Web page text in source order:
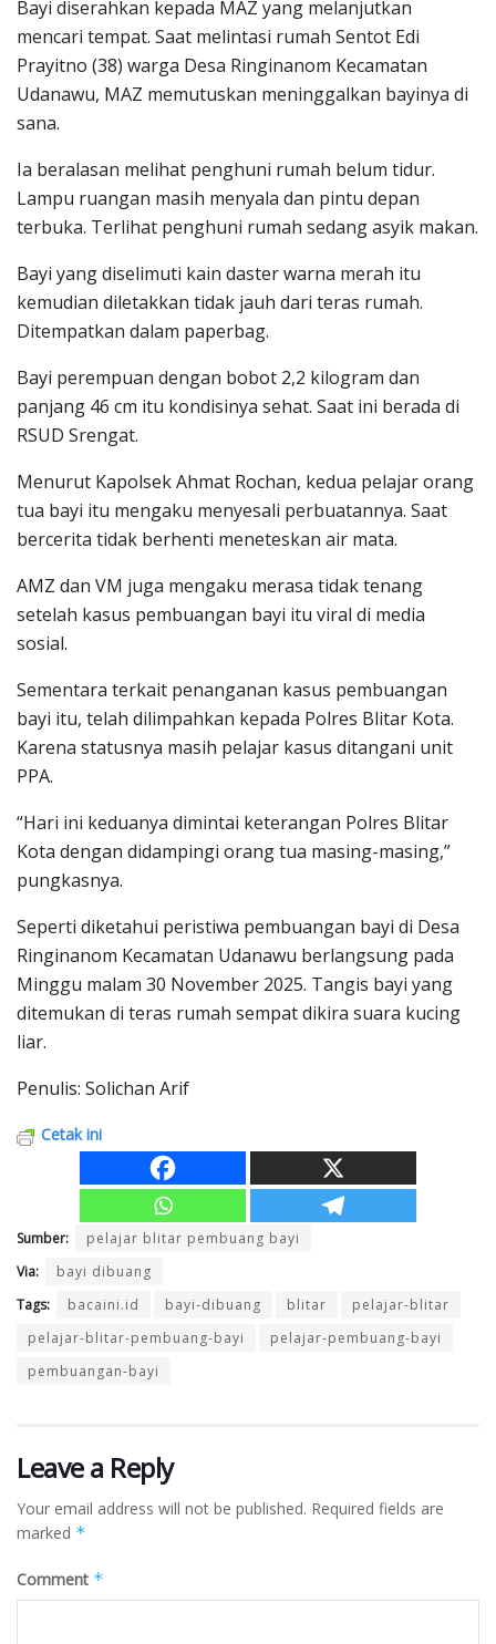
Bayi diserahkan kepada MAZ yang melanjutkan
mencari tempat. Saat melintasi rumah Sentot Edi
Prayitno (38) warga Desa Ringinanom Kecamatan
Udanawu, MAZ memutuskan meninggalkan bayinya di
sana.
Ia beralasan melihat penghuni rumah belum tidur.
Lampu ruangan masih menyala dan pintu depan
terbuka. Terlihat penghuni rumah sedang asyik makan.
Bayi yang diselimuti kain daster warna merah itu
kemudian diletakkan tidak jauh dari teras rumah.
Ditempatkan dalam paperbag.
Bayi perempuan dengan bobot 2,2 kilogram dan
panjang 46 cm itu kondisinya sehat. Saat ini berada di
RSUD Srengat.
Menurut Kapolsek Ahmat Rochan, kedua pelajar orang
tua bayi itu mengaku menyesali perbuatannya. Saat
bercerita tidak berhenti meneteskan air mata.
AMZ dan VM juga mengaku merasa tidak tenang
setelah kasus pembuangan bayi itu viral di media
sosial.
Sementara terkait penanganan kasus pembuangan
bayi itu, telah dilimpahkan kepada Polres Blitar Kota.
Karena statusnya masih pelajar kasus ditangani unit
PPA.
“Hari ini keduanya dimintai keterangan Polres Blitar
Kota dengan didampingi orang tua masing-masing,”
pungkasnya.
Seperti diketahui peristiwa pembuangan bayi di Desa
Ringinanom Kecamatan Udanawu berlangsung pada
Minggu malam 30 November 2025. Tangis bayi yang
ditemukan di teras rumah sempat dikira suara kucing
liar.
Penulis: Solichan Arif
Cetak ini
Sumber:
pelajar blitar pembuang bayi
Via:
bayi dibuang
Tags:
bacaini.id bayi-dibuang blitar
pelajar-blitar
pelajar-blitar-pembuang-bayi
pelajar-pembuang-bayi
pembuangan-bayi
Leave a Reply
Your email address will not be published. Required fields are
marked *
Comment *